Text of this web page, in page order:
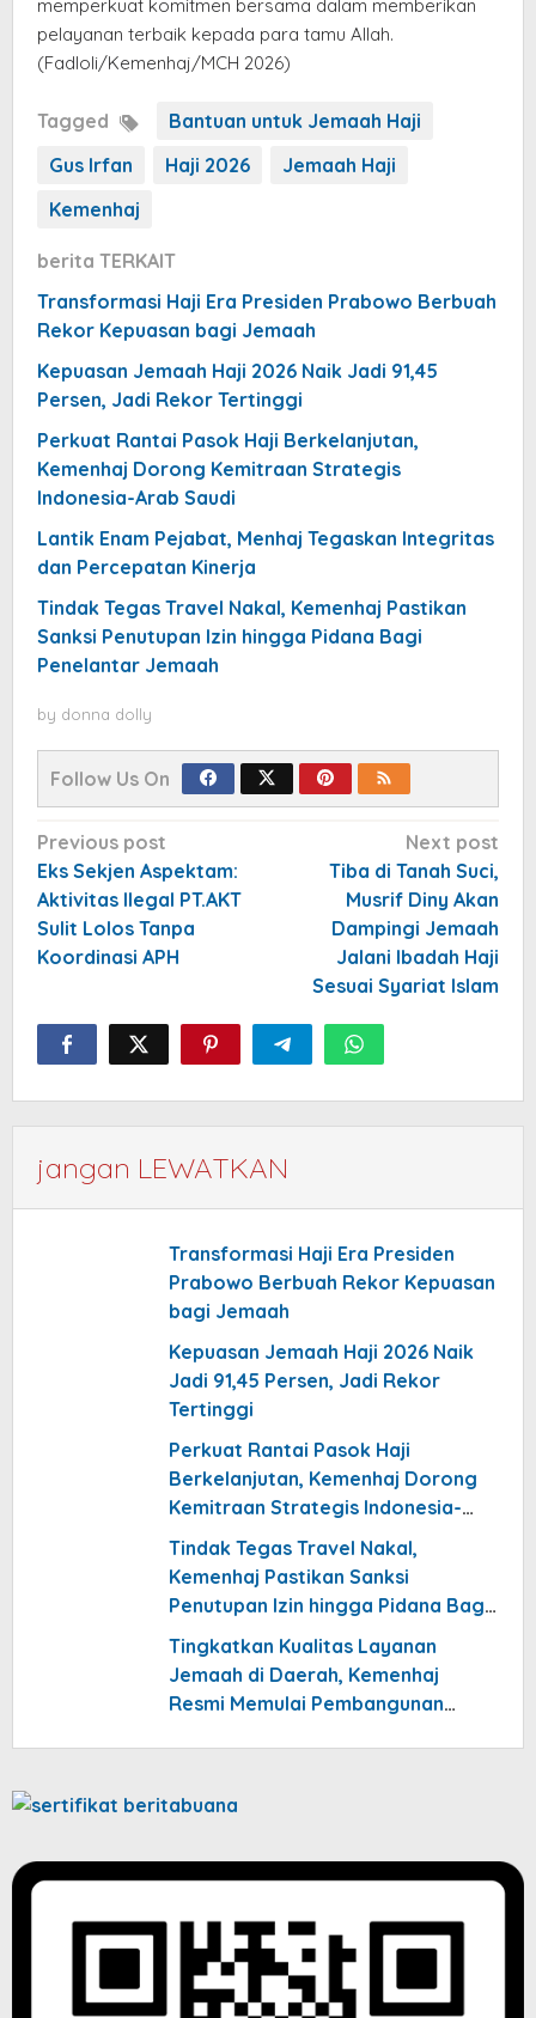
memperkuat komitmen bersama dalam memberikan
pelayanan terbaik kepada para tamu Allah.
(Fadloli/Kemenhaj/MCH 2026)
Tagged
Bantuan untuk Jemaah Haji
Gus Irfan
Haji 2026
Jemaah Haji
Kemenhaj
berita TERKAIT
Transformasi Haji Era Presiden Prabowo Berbuah
Rekor Kepuasan bagi Jemaah
Kepuasan Jemaah Haji 2026 Naik Jadi 91,45
Persen, Jadi Rekor Tertinggi
Perkuat Rantai Pasok Haji Berkelanjutan,
Kemenhaj Dorong Kemitraan Strategis
Indonesia-Arab Saudi
Lantik Enam Pejabat, Menhaj Tegaskan Integritas
dan Percepatan Kinerja
Tindak Tegas Travel Nakal, Kemenhaj Pastikan
Sanksi Penutupan Izin hingga Pidana Bagi
Penelantar Jemaah
by donna dolly
Follow Us On
Post
navigation
Previous post
Eks Sekjen Aspektam:
Aktivitas Ilegal PT.AKT
Sulit Lolos Tanpa
Koordinasi APH
Next post
Tiba di Tanah Suci,
Musrif Diny Akan
Dampingi Jemaah
Jalani Ibadah Haji
Sesuai Syariat Islam
jangan LEWATKAN
Transformasi Haji Era Presiden
Prabowo Berbuah Rekor Kepuasan
bagi Jemaah
Kepuasan Jemaah Haji 2026 Naik
Jadi 91,45 Persen, Jadi Rekor
Tertinggi
Perkuat Rantai Pasok Haji
Berkelanjutan, Kemenhaj Dorong
Kemitraan Strategis Indonesia-
Arab Saudi
Tindak Tegas Travel Nakal,
Kemenhaj Pastikan Sanksi
Penutupan Izin hingga Pidana Bagi
Penelantar Jemaah
Tingkatkan Kualitas Layanan
Jemaah di Daerah, Kemenhaj
Resmi Memulai Pembangunan